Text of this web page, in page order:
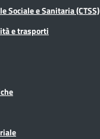
Sociale e Sanitaria (CTSS)
e trasporti